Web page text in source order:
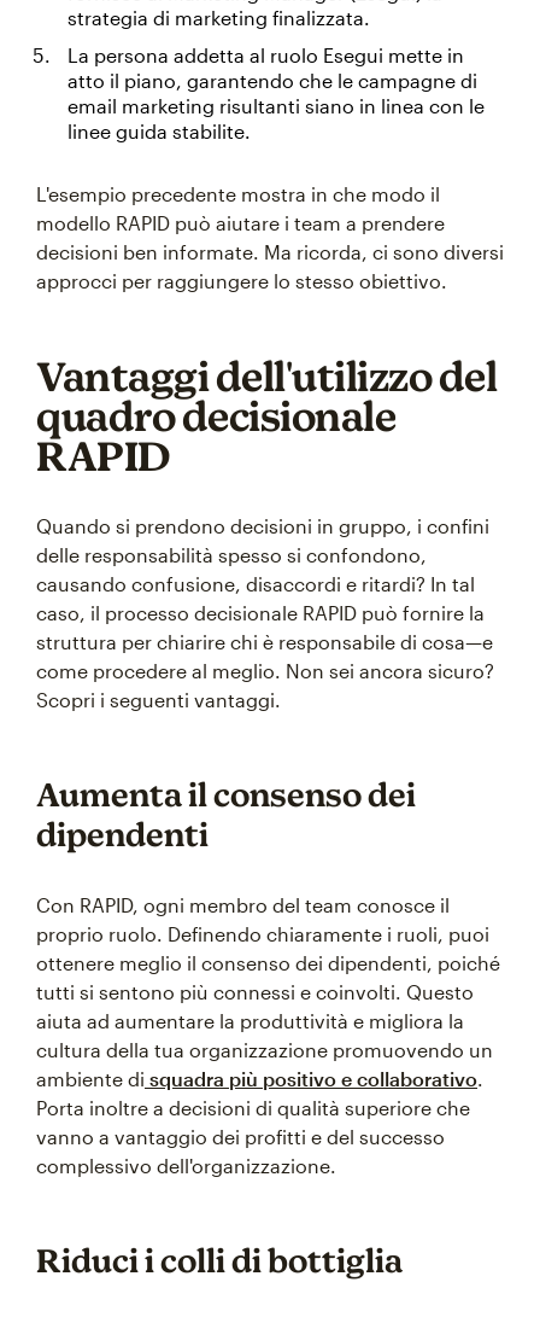
strategia di marketing finalizzata.
La persona addetta al ruolo Esegui mette in
atto il piano, garantendo che le campagne di
email marketing risultanti siano in linea con le
linee guida stabilite.
L'esempio precedente mostra in che modo il
modello RAPID può aiutare i team a prendere
decisioni ben informate. Ma ricorda, ci sono diversi
approcci per raggiungere lo stesso obiettivo.
Vantaggi dell'utilizzo del
quadro decisionale
RAPID
Quando si prendono decisioni in gruppo, i confini
delle responsabilità spesso si confondono,
causando confusione, disaccordi e ritardi? In tal
caso, il processo decisionale RAPID può fornire la
struttura per chiarire chi è responsabile di cosa—e
come procedere al meglio. Non sei ancora sicuro?
Scopri i seguenti vantaggi.
Aumenta il consenso dei
dipendenti
Con RAPID, ogni membro del team conosce il
proprio ruolo. Definendo chiaramente i ruoli, puoi
ottenere meglio il consenso dei dipendenti, poiché
tutti si sentono più connessi e coinvolti. Questo
aiuta ad aumentare la produttività e migliora la
cultura della tua organizzazione promuovendo un
ambiente di squadra più positivo e collaborativo.
Porta inoltre a decisioni di qualità superiore che
vanno a vantaggio dei profitti e del successo
complessivo dell'organizzazione.
Riduci i colli di bottiglia